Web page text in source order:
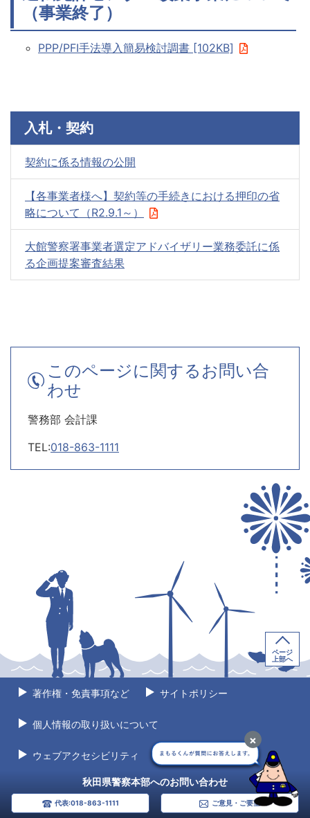
（事業終了）
PPP/PFI手法導入簡易検討調書 [102KB]
入札・契約
契約に係る情報の公開
【各事業者様へ】契約等の手続きにおける押印の省
略について（R2.9.1～）
大館警察署事業者選定アドバイザリー業務委託に係
る企画提案審査結果
このページに関するお問い合
わせ
警務部 会計課
TEL:018-863-1111
×
著作権・免責事項など サイトポリシー
個人情報の取り扱いについて
ウェブアクセシビリティ サイトマップ
秋田県警察本部へのお問い合わせ
代表:018-863-1111 ご意見・ご要望
ページ
上部へ